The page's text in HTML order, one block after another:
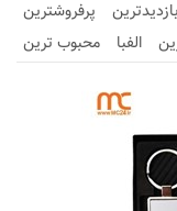
پرفروشترین
الفبا محبوب ترین